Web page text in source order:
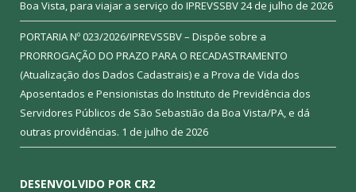
Boa Vista, para viajar a serviço do IPREVSSBV24 de julho de 2026
PORTARIA Nº 023/2026/IPREVSSBV – Dispõe sobre a
PRORROGAÇÃO DO PRAZO PARA O RECADASTRAMENTO
(Atualização dos Dados Cadastrais) e a Prova de Vida dos
Aposentados e Pensionistas do Instituto de Previdência dos
Servidores Públicos de São Sebastião da Boa Vista/PA, e dá
outras providências. 1 de julho de 2026
DESENVOLVIDO POR CR2